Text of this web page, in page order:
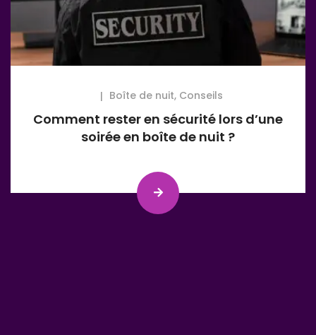
Boîte de nuit, Conseils
Comment rester en sécurité lors d’une
soirée en boîte de nuit ?